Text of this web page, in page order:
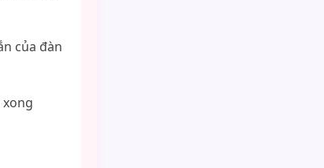
của đàn